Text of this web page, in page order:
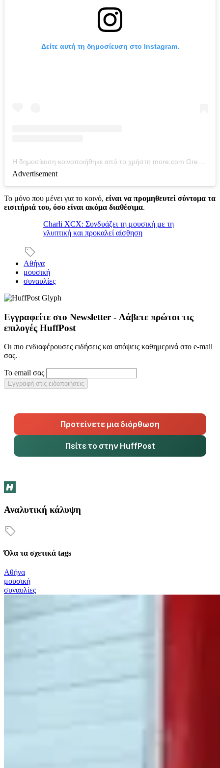
Δείτε αυτή τη δημοσίευση στο Instagram.
Advertisement
Το μόνο που μένει για το κοινό, είναι να προμηθευτεί σύντομα τα
εισιτήριά του, όσο είναι ακόμα διαθέσιμα.
Charli XCX: Συνδυάζει τη μουσική με τη
γλυπτική και προκαλεί αίσθηση
Αθήνα
μουσική
συναυλίες
Εγγραφείτε στο Newsletter - Λάβετε πρώτοι τις
επιλογές HuffPost
Οι πιο ενδιαφέρουσες ειδήσεις και απόψεις καθημερινά στο e-mail
σας.
Το email σας
Εγγραφή στις ειδοποιήσεις
Προτείνετε μια διόρθωση
Πείτε το στην HuffPost
Αναλυτική κάλυψη
Όλα τα σχετικά tags
Αθήνα
μουσική
συναυλίες